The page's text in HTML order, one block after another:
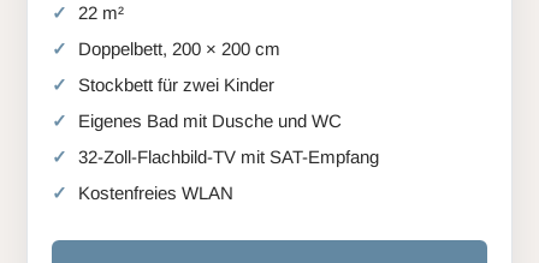
22 m²
Doppelbett, 200 × 200 cm
Stockbett für zwei Kinder
Eigenes Bad mit Dusche und WC
32-Zoll-Flachbild-TV mit SAT-Empfang
Kostenfreies WLAN